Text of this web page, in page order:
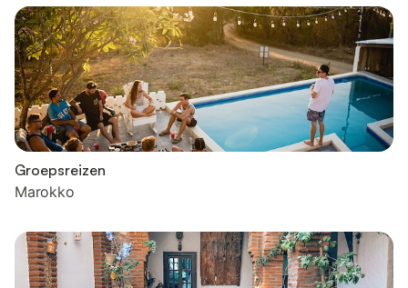
Groepsreizen
Marokko